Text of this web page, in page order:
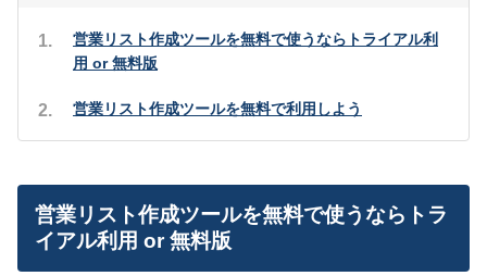
営業リスト作成ツールを無料で使うならトライアル利
用 or 無料版
営業リスト作成ツールを無料で利用しよう
営業リスト作成ツールを無料で使うならトラ
イアル利用 or 無料版